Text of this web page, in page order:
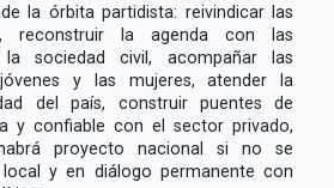
la órbita partidista: reivindicar las
reconstruir la agenda con las
la sociedad civil, acompañar las
y las mujeres, atender la
del país, construir puentes de
y confiable con el sector privado,
proyecto nacional si no se
y en diálogo permanente con